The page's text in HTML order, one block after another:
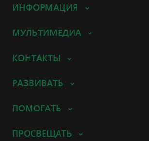
ИНФОРМАЦИЯ
МУЛЬТИМЕДИА
КОНТАКТЫ
РАЗВИВАТЬ
ПОМОГАТЬ
ПРОСВЕЩАТЬ